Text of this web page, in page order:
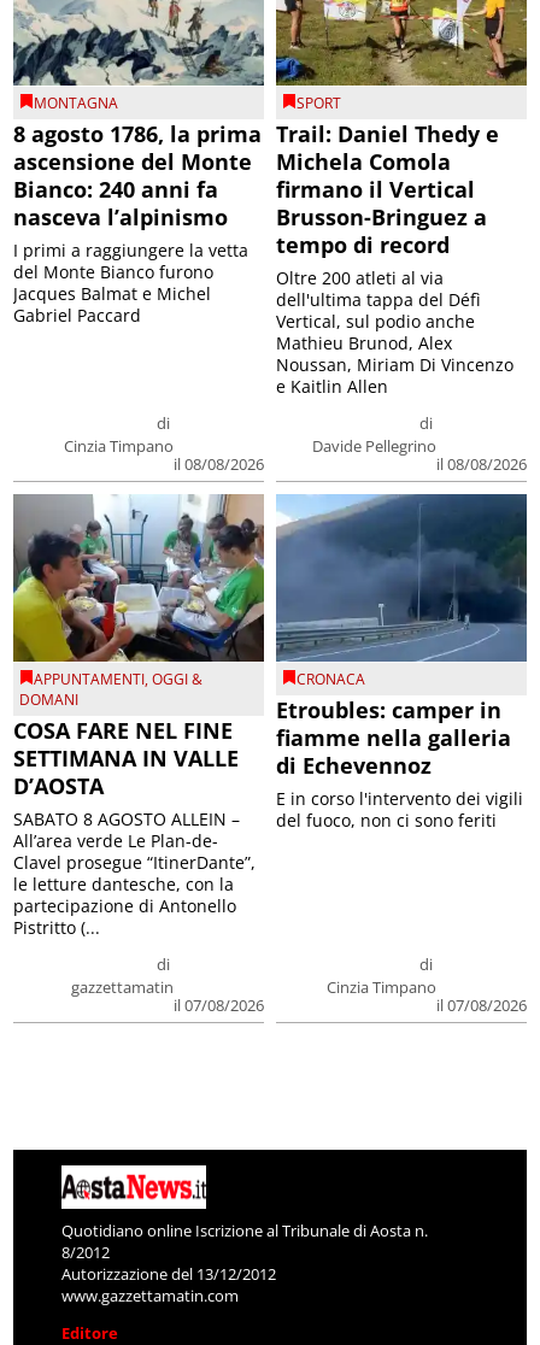
MONTAGNA
8 agosto 1786, la prima
ascensione del Monte
Bianco: 240 anni fa
nasceva l’alpinismo
di
Cinzia Timpano
il 08/08/2026
I primi a raggiungere la vetta
del Monte Bianco furono
Jacques Balmat e Michel
Gabriel Paccard
SPORT
Trail: Daniel Thedy e
Michela Comola
firmano il Vertical
Brusson-Bringuez a
tempo di record
di
Davide Pellegrino
il 08/08/2026
Oltre 200 atleti al via
dell'ultima tappa del Défì
Vertical, sul podio anche
Mathieu Brunod, Alex
Noussan, Miriam Di Vincenzo
e Kaitlin Allen
APPUNTAMENTI,OGGI &
DOMANI
COSA FARE NEL FINE
SETTIMANA IN VALLE
D’AOSTA
di
gazzettamatin
il 07/08/2026
SABATO 8 AGOSTO ALLEIN –
All’area verde Le Plan-de-
Clavel prosegue “ItinerDante”,
le letture dantesche, con la
partecipazione di Antonello
Pistritto (...
CRONACA
Etroubles: camper in
fiamme nella galleria
di Echevennoz
di
Cinzia Timpano
il 07/08/2026
E in corso l'intervento dei vigili
del fuoco, non ci sono feriti
Quotidiano online Iscrizione al Tribunale di Aosta n.
8/2012
Autorizzazione del 13/12/2012
www.gazzettamatin.com
Editore